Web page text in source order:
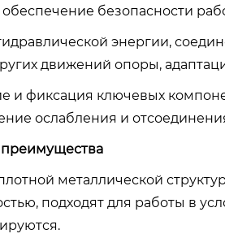
безопасности
энергии,
движений опоры,
и фиксация ключевых
ослабления и
металлической
подходят для работы в